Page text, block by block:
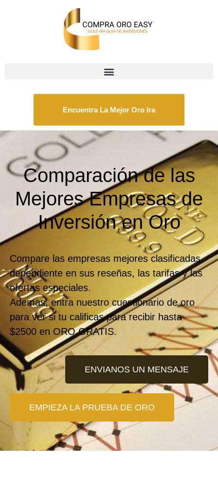
Encuentra La Mejor Oro Ira
Comparación de las
Mejores Empresas de
Inversión en Oro
Compare las empresas mejores clasificadas
dependiente en sus reseñas, las tarifas y las
ofertas especiales.
Ademas, entra nuestro cuestionario de oro
para ver si tu calificas para recibir hasta
$2500 en ORO GRATIS.
ENVIANOS UN MENSAJE
EMPIEZA LA PRUEBA DE ORO